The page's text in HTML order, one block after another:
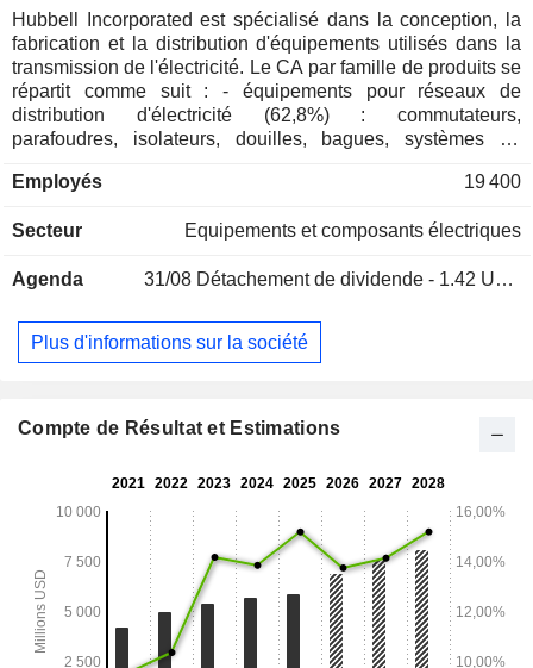
Hubbell Incorporated est spécialisé dans la conception, la
fabrication et la distribution d'équipements utilisés dans la
transmission de l'électricité. Le CA par famille de produits se
répartit comme suit : - équipements pour réseaux de
distribution d'électricité (62,8%) : commutateurs,
parafoudres, isolateurs, douilles, bagues, systèmes de
sectionneurs, compteurs, dispositifs pour installations
électriques, etc. ; - équipements pour installations
relais, raccords, contacteurs, prises, résistances, plaques
de câblage, panneaux de commande, etc. utilisés dans les
secteurs industriels, résidentiels, informatiques, hospitaliers,
dans le monde. 92,6% du CA est réalisé aux Etats-Unis.
Employés 19 400
Secteur Equipements et composants électriques
Agenda 31/08 Détachement de dividende - 1.42 USD
Plus d'informations sur la société
Compte de Résultat et Estimations